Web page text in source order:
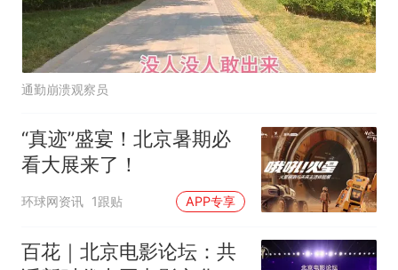
通勤崩溃观察员
“真迹”盛宴！北京暑期必
看大展来了！
环球网资讯 1跟贴 APP专享
百花｜北京电影论坛：共